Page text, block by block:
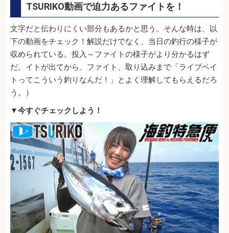
TSURIKO動画で迫力あるファイトを！
文字だと伝わりにくい部分もあるかと思う。そんな時は、以
下の動画をチェック！解説だけでなく、当日の釣行の様子が
収められている。投入～ファイトの様子がより分かるはず
だ。イトが出てから、ファイト、取り込みまで「ライブベイ
トってこういう釣りなんだ！」とよく理解してもらえるだろ
う。）
▼今すぐチェックしよう！